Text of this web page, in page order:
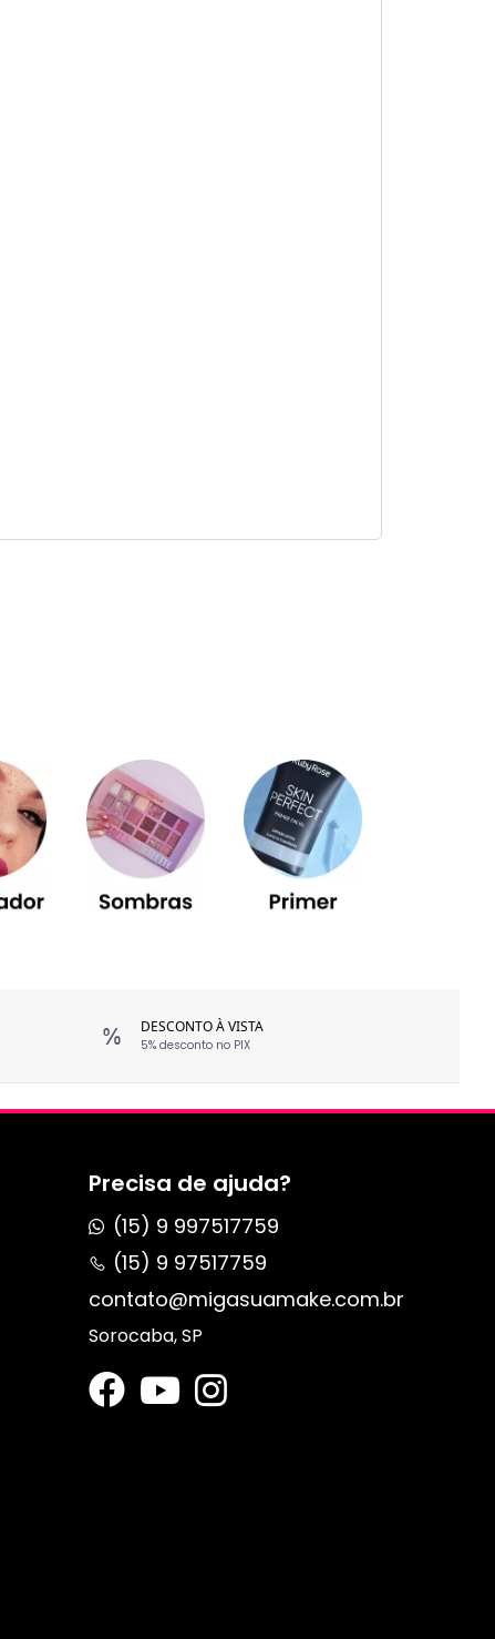
DESCONTO À VISTA
5% desconto no PIX
Precisa de ajuda?
(15) 9 997517759
(15) 9 97517759
contato@migasuamake.com.br
Sorocaba, SP